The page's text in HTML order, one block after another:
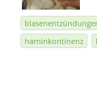
harninkontinenz